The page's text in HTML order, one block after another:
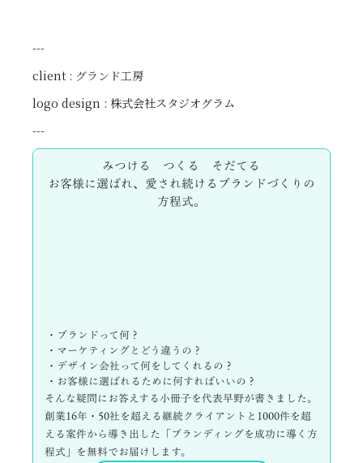
---
client : グランド工房
logo design : 株式会社スタジオグラム
---
みつける つくる そだてる
お客様に選ばれ、愛され続けるブランドづくりの
方程式。
・ブランドって何？
・マーケティングとどう違うの？
・デザイン会社って何をしてくれるの？
・お客様に選ばれるために何すればいいの？
そんな疑問にお答えする小冊子を代表早野が書きました。
創業16年・50社を超える継続クライアントと1000件を超
える案件から導き出した「ブランディングを成功に導く方
程式」を無料でお届けします。